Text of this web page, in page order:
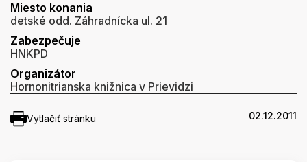
Miesto konania
detské odd. Záhradnícka ul. 21
Zabezpečuje
HNKPD
Organizátor
Hornonitrianska knižnica v Prievidzi
Vytlačiť stránku 02.12.2011